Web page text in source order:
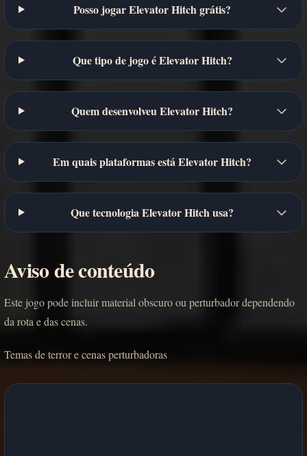
Posso jogar Elevator Hitch grátis?
Que tipo de jogo é Elevator Hitch?
Quem desenvolveu Elevator Hitch?
Em quais plataformas está Elevator Hitch?
Que tecnologia Elevator Hitch usa?
Aviso de conteúdo
Este jogo pode incluir material obscuro ou perturbador dependendo
da rota e das cenas.
Temas de terror e cenas perturbadoras